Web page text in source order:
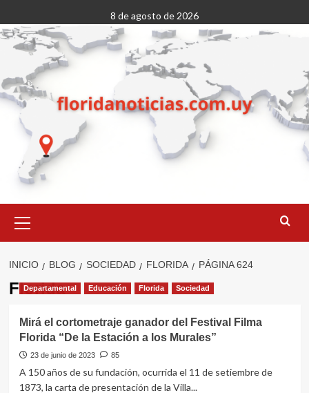
al
contenido
8 de agosto de 2026
primario
INICIO BLOG SOCIEDAD FLORIDA PÁGINA 624
Florida
Departamental Educación Florida Sociedad
Mirá el cortometraje ganador del Festival Filma
Florida “De la Estación a los Murales”
23 de junio de 2023 85
A 150 años de su fundación, ocurrida el 11 de setiembre de
1873, la carta de presentación de la Villa...